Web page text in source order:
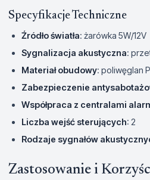
Specyfikacje Techniczne
Źródło światła: żarówka 5W/12V
Sygnalizacja akustyczna:
Materiał obudowy: poliwęglan
Zabezpieczenie
Współpraca z centralami
Liczba wejść sterujących: 2
Rodzaje sygnałów
Zastosowanie i